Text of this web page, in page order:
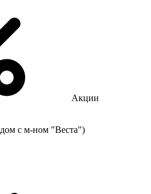
Акции
с м-ном "Веста")